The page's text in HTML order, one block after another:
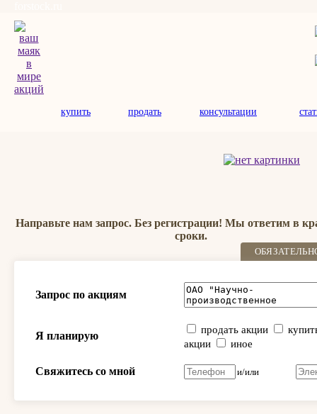
купить продать консультации
Направьте нам запрос. Без регистрации! Мы ответим в
сроки.
Запрос по акциям
Я планирую продать акции
акции
иное
Свяжитесь со мной и/или